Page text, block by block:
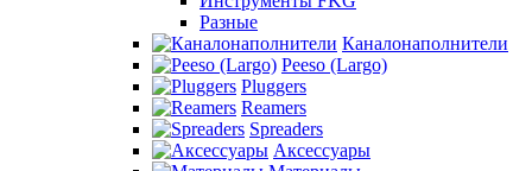
Разные
Каналонаполнители
Peeso (Largo)
Pluggers
Reamers
Spreaders
Аксессуары